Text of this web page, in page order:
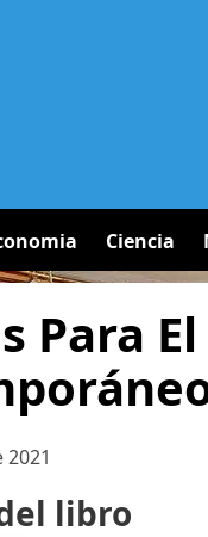
Ciencia
Para
libro